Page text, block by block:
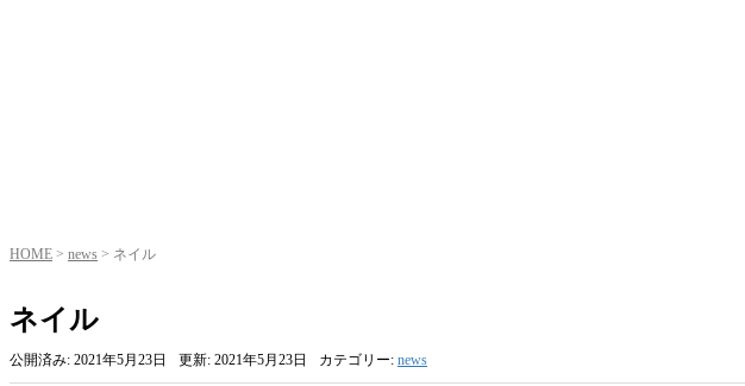
HOME > news > ネイル
ネイル
公開済み: 2021年5月23日 更新: 2021年5月23日 カテゴリー: news